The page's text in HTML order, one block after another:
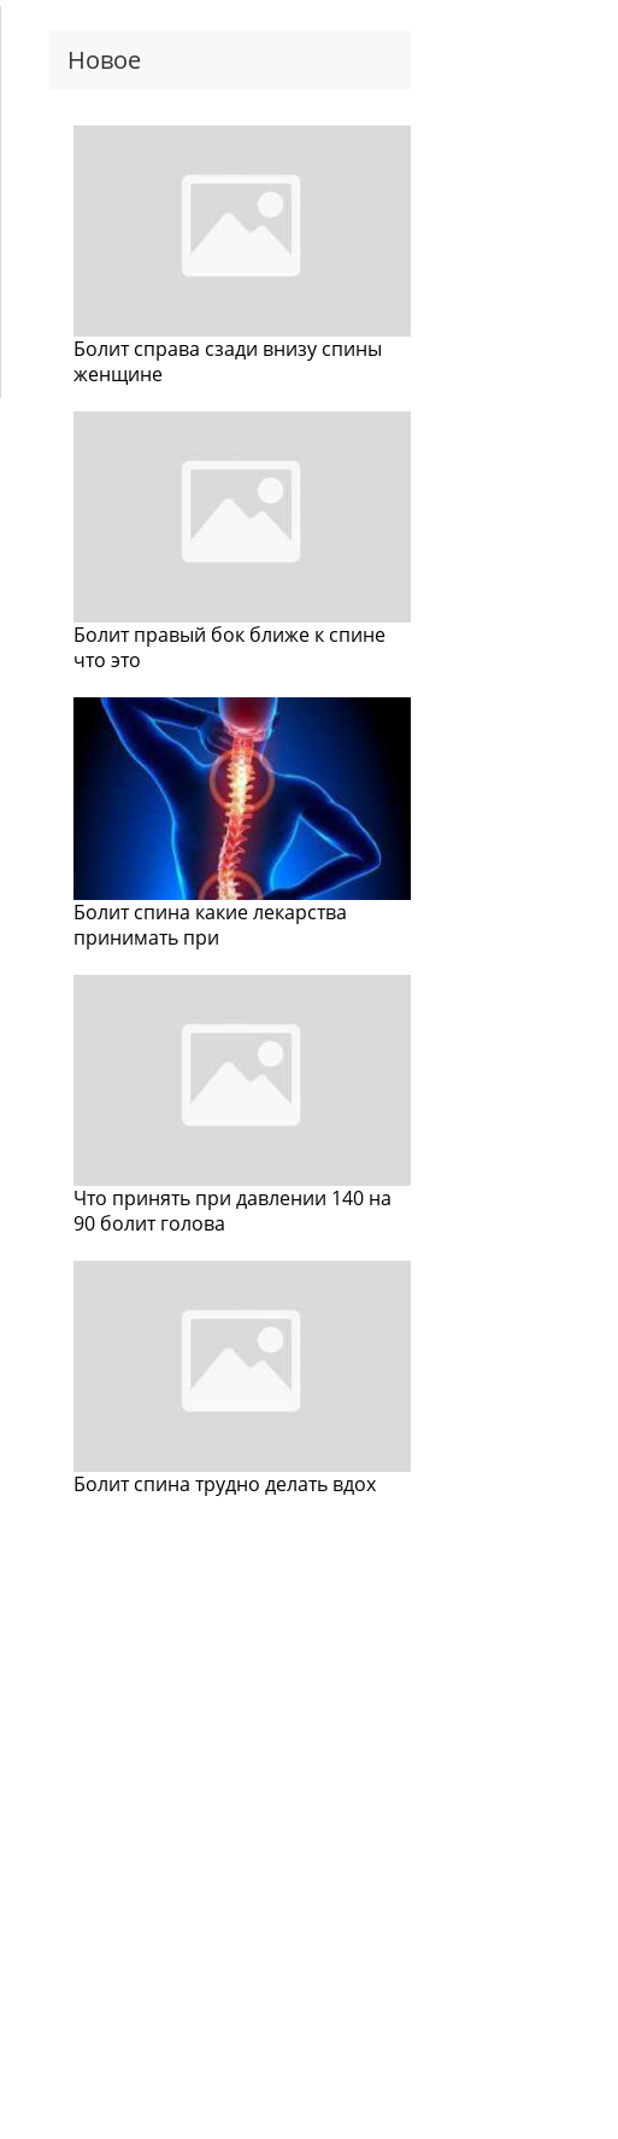
Новое
Болит справа сзади внизу спины
женщине
Болит правый бок ближе к спине
что это
Болит спина какие лекарства
принимать при
Что принять при давлении 140 на
90 болит голова
Болит спина трудно делать вдох